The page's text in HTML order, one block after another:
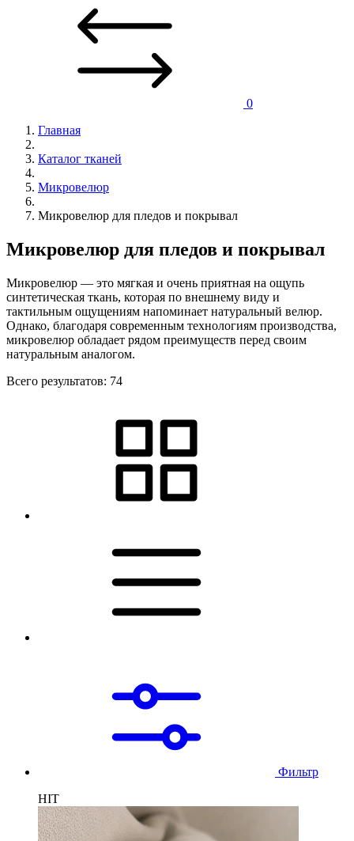
0
Главная
Каталог тканей
Микровелюр
Микровелюр для пледов и покрывал
Микровелюр для пледов и покрывал
Микровелюр — это мягкая и очень приятная на ощупь
синтетическая ткань, которая по внешнему виду и
тактильным ощущениям напоминает натуральный велюр.
Однако, благодаря современным технологиям производства,
микровелюр обладает рядом преимуществ перед своим
натуральным аналогом.
Всего результатов: 74
Фильтр
HIT